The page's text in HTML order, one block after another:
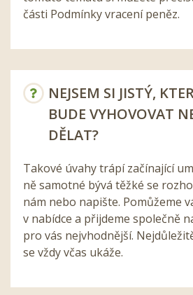
části Podmínky vracení peněz.
NEJSEM SI JISTÝ,
BUDE VYHOVOVAT
DĚLAT?
Takové úvahy trápí začínající
ně samotné bývá těžké se
nám nebo napište. Pomůžeme
v nabídce a přijdeme společně
pro vás nejvhodnější.
se vždy včas ukáže.